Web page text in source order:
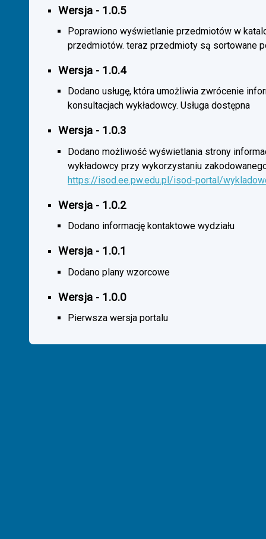
Wersja - 1.0.5
Poprawiono wyświetlanie przedmiotów w
przedmiotów. teraz przedmioty są sortowane
Wersja - 1.0.4
Dodano usługę, która umożliwia zwrócenie
konsultacjach wykładowcy. Usługa dostępna
Wersja - 1.0.3
Dodano możliwość wyświetlania strony
wykładowcy przy wykorzystaniu
https://isod.ee.pw.edu.pl/isod-portal/
Wersja - 1.0.2
Dodano informację kontaktowe wydziału
Wersja - 1.0.1
Dodano plany wzorcowe
Wersja - 1.0.0
Pierwsza wersja portalu